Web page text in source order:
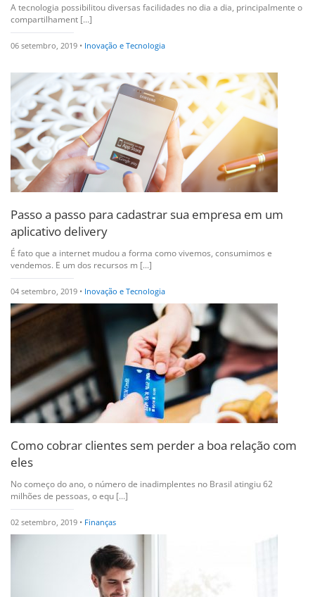
A tecnologia possibilitou diversas facilidades no dia a dia, principalmente o
compartilhament [...]
06 setembro, 2019 • Inovação e Tecnologia
Passo a passo para cadastrar sua empresa em um
aplicativo delivery
É fato que a internet mudou a forma como vivemos, consumimos e
vendemos. E um dos recursos m [...]
04 setembro, 2019 • Inovação e Tecnologia
Como cobrar clientes sem perder a boa relação com
eles
No começo do ano, o número de inadimplentes no Brasil atingiu 62
milhões de pessoas, o equ [...]
02 setembro, 2019 • Finanças